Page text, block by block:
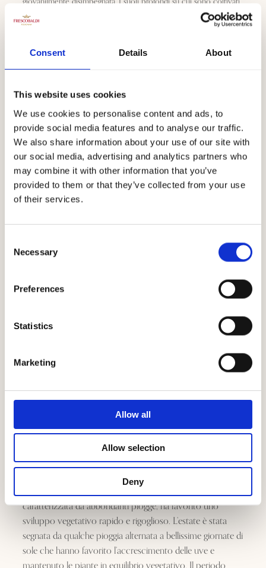
Consent Details About
This website uses cookies
We use cookies to personalise content and ads, to
provide social media features and to analyse our traffic.
We also share information about your use of our site with
our social media, advertising and analytics partners who
may combine it with other information that you’ve
provided to them or that they’ve collected from your use
of their services.
Selection
Necessary
Preferences
Statistics
Marketing
Allow all
Allow selection
Deny
questi vigneti contribuiscono a dar luogo a vini profumati ed
eleganti con una leggera e delicata trama tannica.
Download
Andamento
climatico
La stagione invernale si è caratterizza per temperature
piuttosto miti e poche precipitazioni, ciò ha favorito il
risveglio vegetativo. La primavera fresca, al contrario,
caratterizzata da abbondanti piogge, ha favorito uno
sviluppo vegetativo rapido e rigoglioso. L’estate è stata
segnata da qualche pioggia alternata a bellissime giornate di
sole che hanno favorito l’accrescimento delle uve e